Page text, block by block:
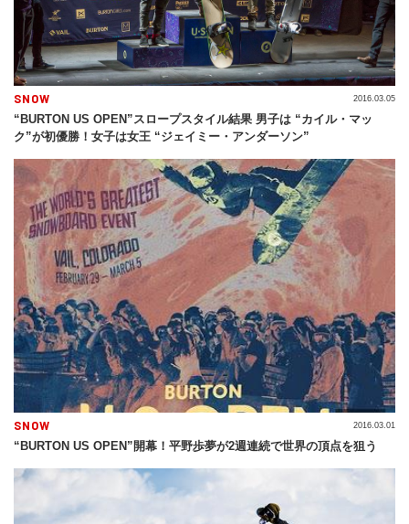
SNOW
“BURTON US OPEN”スロープスタイル結果 男子は “カイル・マッ
ク”が初優勝！女子は女王 “ジェイミー・アンダーソン”
2016.03.05
SNOW
“BURTON US OPEN”開幕！平野歩夢が2週連続で世界の頂点を狙う
2016.03.01